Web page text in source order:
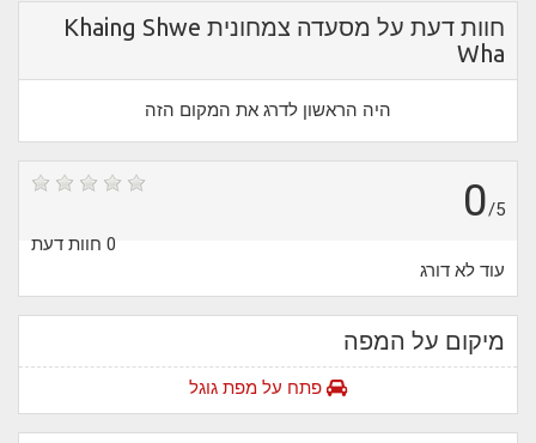
חוות דעת על מסעדה צמחונית Khaing Shwe
Wha
היה הראשון לדרג את המקום הזה
0/5
0 חוות דעת
עוד לא דורג
מיקום על המפה
פתח על מפת גוגל